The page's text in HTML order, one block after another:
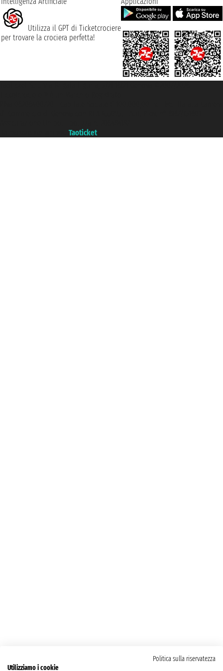
Utilizza il GPT di Ticketcrociere
per trovare la crociera perfetta!
Taoticket
Politica sulla riservatezza
Utilizziamo i cookie